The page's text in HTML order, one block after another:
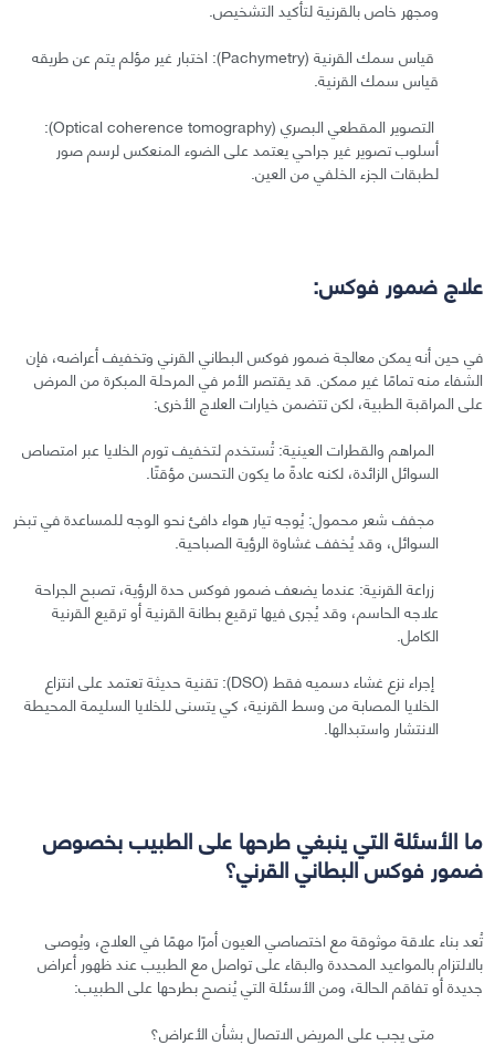
ومجهر خاص بالقرنية لتأكيد التشخيص.
قياس سمك القرنية (Pachymetry): اختبار غير مؤلم يتم عن طريقه
قياس سمك القرنية.
التصوير المقطعي البصري (Optical coherence tomography):
أسلوب تصوير غير جراحي يعتمد على الضوء المنعكس لرسم صور
لطبقات الجزء الخلفي من العين.
علاج ضمور فوكس:
في حين أنه يمكن معالجة ضمور فوكس البطاني القرني وتخفيف أعراضه، فإن
الشفاء منه تمامًا غير ممكن. قد يقتصر الأمر في المرحلة المبكرة من المرض
على المراقبة الطبية، لكن تتضمن خيارات العلاج الأخرى:
المراهم والقطرات العينية: تُستخدم لتخفيف تورم الخلايا عبر امتصاص
السوائل الزائدة، لكنه عادةً ما يكون التحسن مؤقتًا.
مجفف شعر محمول: يُوجه تيار هواء دافئ نحو الوجه للمساعدة في تبخر
السوائل، وقد يُخفف غشاوة الرؤية الصباحية.
زراعة القرنية: عندما يضعف ضمور فوكس حدة الرؤية، تصبح الجراحة
علاجه الحاسم، وقد يُجرى فيها ترقيع بطانة القرنية أو ترقيع القرنية
الكامل.
إجراء نزع غشاء دسميه فقط (DSO): تقنية حديثة تعتمد على انتزاع
الخلايا المصابة من وسط القرنية، كي يتسنى للخلايا السليمة المحيطة
الانتشار واستبدالها.
ما الأسئلة التي ينبغي طرحها على الطبيب بخصوص
ضمور فوكس البطاني القرني؟
تُعد بناء علاقة موثوقة مع اختصاصي العيون أمرًا مهمًا في العلاج، ويُوصى
بالالتزام بالمواعيد المحددة والبقاء على تواصل مع الطبيب عند ظهور أعراض
جديدة أو تفاقم الحالة، ومن الأسئلة التي يُنصح بطرحها على الطبيب:
متى يجب على المريض الاتصال بشأن الأعراض؟